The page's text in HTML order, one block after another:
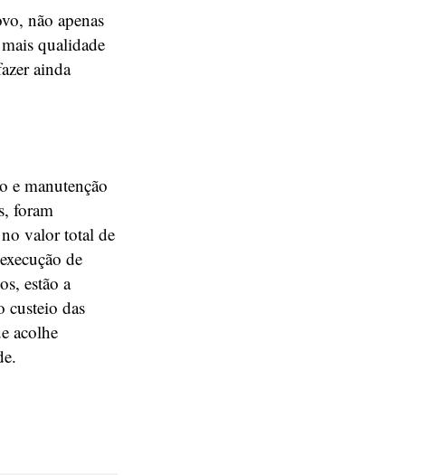
não apenas
qualidade
ainda
e manutenção
foram
valor total de
de
estão a
custeio das
acolhe